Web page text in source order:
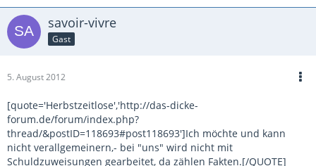
savoir-vivre
Gast
5. August 2012
[quote='Herbstzeitlose','http://das-dicke-
forum.de/forum/index.php?
thread/&postID=118693#post118693']Ich möchte und kann
nicht verallgemeinern,- bei "uns" wird nicht mit
Schuldzuweisungen gearbeitet, da zählen Fakten.[/QUOTE]